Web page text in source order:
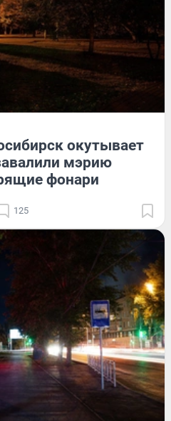
окутывает
мэрию
фонари
125